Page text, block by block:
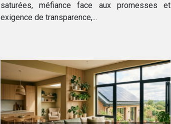
saturées, méfiance face aux promesses et
exigence de transparence,...